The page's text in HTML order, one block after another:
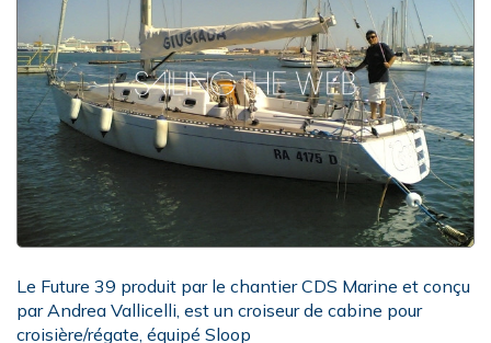
Le Future 39 produit par le chantier CDS Marine et conçu
par Andrea Vallicelli, est un croiseur de cabine pour
croisière/régate, équipé Sloop